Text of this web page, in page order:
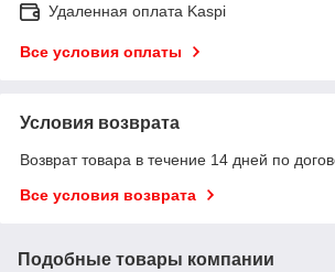
Удаленная оплата Kaspi
Все условия оплаты
Условия возврата
Возврат товара в течение 14 дней по
Все условия возврата
Подобные товары компании